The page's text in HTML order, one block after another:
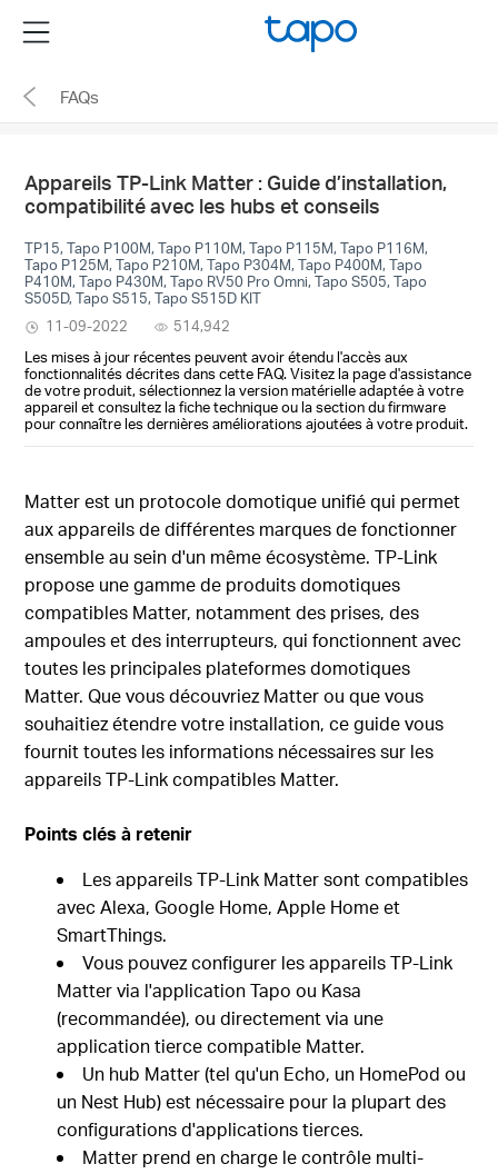
the
navigation
Menu
FAQs
Appareils TP-Link Matter : Guide d’installation,
compatibilité avec les hubs et conseils
TP15, Tapo P100M, Tapo P110M, Tapo P115M, Tapo P116M,
Tapo P125M, Tapo P210M, Tapo P304M, Tapo P400M, Tapo
P410M, Tapo P430M, Tapo RV50 Pro Omni, Tapo S505, Tapo
S505D, Tapo S515, Tapo S515D KIT
11-09-2022
514,942
Les mises à jour récentes peuvent avoir étendu l'accès aux
fonctionnalités décrites dans cette FAQ. Visitez la page d'assistance
de votre produit, sélectionnez la version matérielle adaptée à votre
appareil et consultez la fiche technique ou la section du firmware
pour connaître les dernières améliorations ajoutées à votre produit.
Matter est un protocole domotique unifié qui permet
aux appareils de différentes marques de fonctionner
ensemble au sein d'un même écosystème. TP-Link
propose une gamme de produits domotiques
compatibles Matter, notamment des prises, des
ampoules et des interrupteurs, qui fonctionnent avec
toutes les principales plateformes domotiques
Matter. Que vous découvriez Matter ou que vous
souhaitiez étendre votre installation, ce guide vous
fournit toutes les informations nécessaires sur les
appareils TP-Link compatibles Matter.
Points clés à retenir
Les appareils TP-Link Matter sont compatibles
avec Alexa, Google Home, Apple Home et
SmartThings.
Vous pouvez configurer les appareils TP-Link
Matter via l'application Tapo ou Kasa
(recommandée), ou directement via une
application tierce compatible Matter.
Un hub Matter (tel qu'un Echo, un HomePod ou
un Nest Hub) est nécessaire pour la plupart des
configurations d'applications tierces.
Matter prend en charge le contrôle multi-